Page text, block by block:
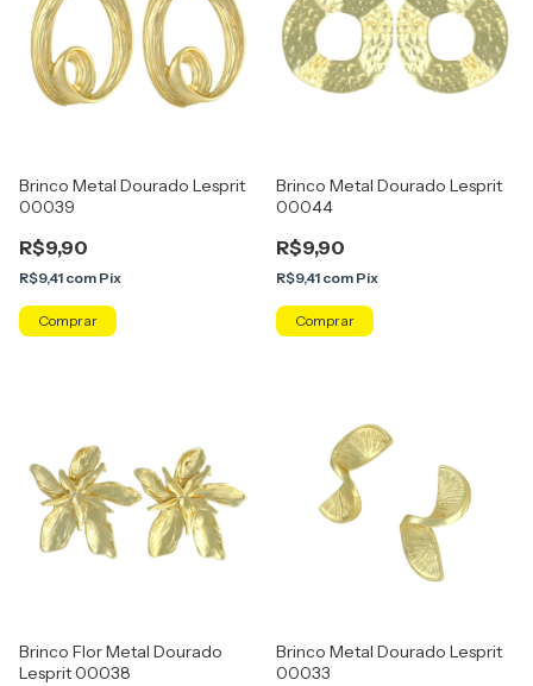
Brinco Metal Dourado Lesprit
00039
R$9,90
R$9,41 com Pix
Brinco Metal Dourado Lesprit
00044
R$9,90
R$9,41 com Pix
Brinco Flor Metal Dourado
Lesprit 00038
Brinco Metal Dourado Lesprit
00033